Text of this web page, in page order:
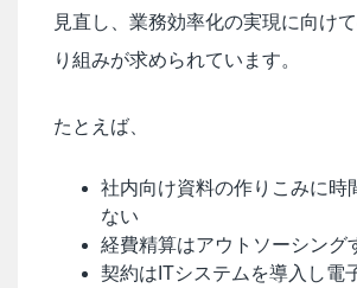
見直し、業務効率化の実現に向け
り組みが求められています。
たとえば、
社内向け資料の作りこみに時
ない
経費精算はアウトソーシング
契約はITシステムを導入し電